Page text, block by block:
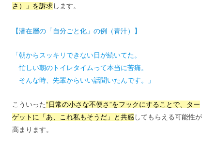
さ）」を訴求します。
【潜在層の「自分ごと化」の例（青汁）】
「朝からスッキリできない日が続いてた。
忙しい朝のトイレタイムって本当に苦痛。
そんな時、先輩からいい話聞いたんです。」
こういった“日常の小さな不便さ”をフックにすることで、ター
ゲットに「あ、これ私もそうだ」と共感してもらえる可能性が
高まります。